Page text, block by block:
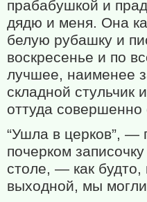
прабабушкой и
дядю и меня. Она
белую рубашку и
воскресенье и по
лучшее, наименее
складной стульчик
оттуда
“Ушла в церков”, —
почерком
столе, — как будто,
выходной, мы